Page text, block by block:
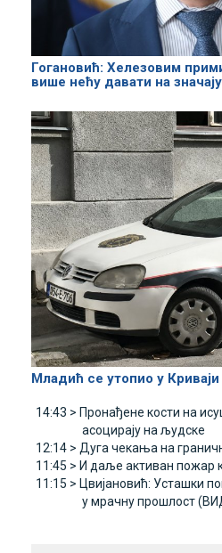
Гогановић: Хелезовим
више нећу давати на значају
Младић се утопио у Криваји
14:43 > Пронађене кости на
асоцирају на људске
12:14 > Дуга чекања на
11:45 > И даље активан пожар
11:15 > Цвијановић: Усташки
у мрачну прошлост